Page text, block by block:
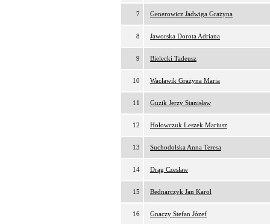
7 Generowicz Jadwiga Grażyna
8 Jaworska Dorota Adriana
9 Bielecki Tadeusz
10 Wacławik Grażyna Maria
11 Guzik Jerzy Stanisław
12 Hołowczuk Leszek Mariusz
13 Suchodolska Anna Teresa
14 Drąg Czesław
15 Bednarczyk Jan Karol
16 Gnaczy Stefan Józef